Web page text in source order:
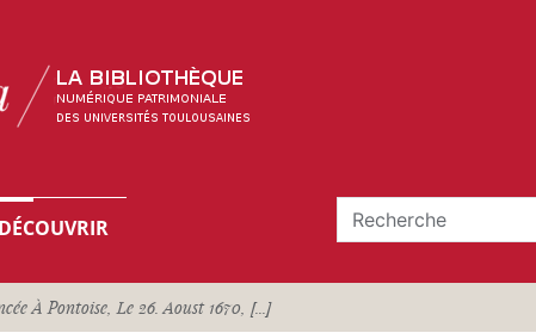
DÉCOUVRIR
À Pontoise, Le 26. Aoust 1670, [...]